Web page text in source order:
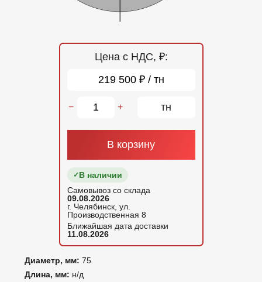
Диаметр, мм: 75
Длина, мм: н/д
Цена с НДС, ₽:
219 500 ₽ / тн
− + тн
В корзину
В наличии
Самовывоз со склада
09.08.2026
г. Челябинск, ул.
Производственная 8
Ближайшая дата доставки
11.08.2026